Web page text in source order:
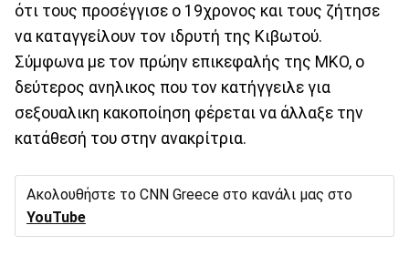
ότι τους προσέγγισε ο 19χρονος και τους ζήτησε
να καταγγείλουν τον ιδρυτή της Κιβωτού.
Σύμφωνα με τον πρώην επικεφαλής της ΜΚΟ, ο
δεύτερος ανηλικος που τον κατήγγειλε για
σεξουαλικη κακοποίηση φέρεται να άλλαξε την
κατάθεσή του στην ανακρίτρια.
Ακολουθήστε το CNN Greece στο κανάλι μας στο
YouTube